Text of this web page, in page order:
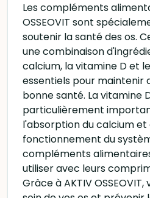
Les compléments
OSSEOVIT sont
soutenir la santé des os.
une combinaison
calcium, la vitamine D et
essentiels pour maintenir
bonne santé. La vitamine
particulièrement
l'absorption du calcium
fonctionnement du
compléments
utiliser avec leurs
Grâce à AKTIV